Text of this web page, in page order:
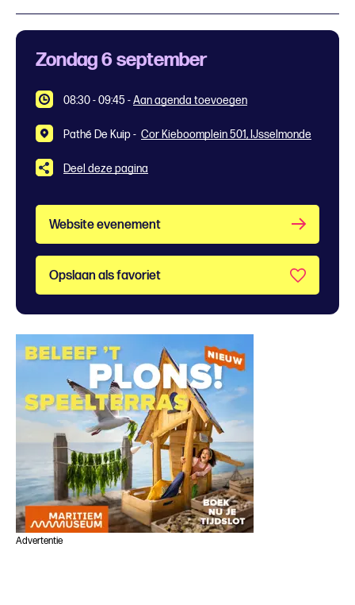
Zondag 6 september
08:30 - 09:45 -Aan agenda toevoegen
Pathé De Kuip - Cor Kieboomplein 501, IJsselmonde
Deel deze pagina
Website evenement
Opslaan als favoriet
Advertentie